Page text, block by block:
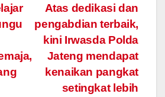
Atas dedikasi dan
pengabdian terbaik,
kini Irwasda Polda
Jateng mendapat
kenaikan pangkat
setingkat lebih